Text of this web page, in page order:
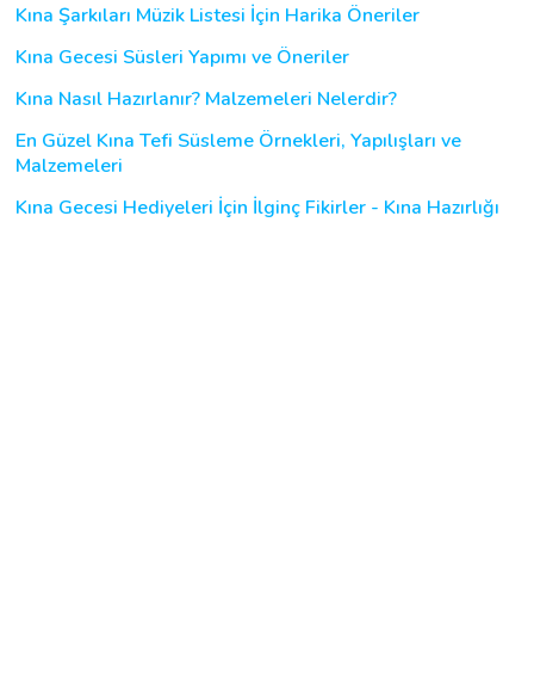
Kına Şarkıları Müzik Listesi İçin Harika Öneriler
Kına Gecesi Süsleri Yapımı ve Öneriler
Kına Nasıl Hazırlanır? Malzemeleri Nelerdir?
En Güzel Kına Tefi Süsleme Örnekleri, Yapılışları ve
Malzemeleri
Kına Gecesi Hediyeleri İçin İlginç Fikirler - Kına Hazırlığı